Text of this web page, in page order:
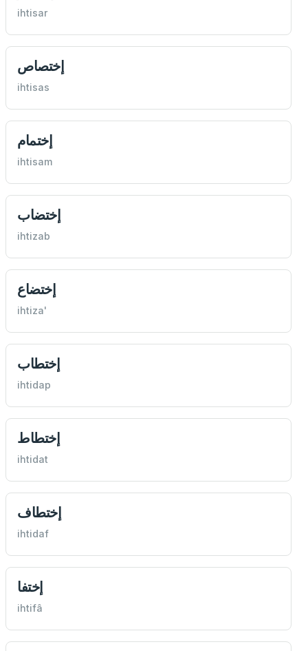
ihtisar
إختصاص
ihtisas
إختمام
ihtisam
إختضاب
ihtizab
إختضاع
ihtiza'
إختطاب
ihtidap
إختطاط
ihtidat
إختطاف
ihtidaf
إختفا
ihtifâ